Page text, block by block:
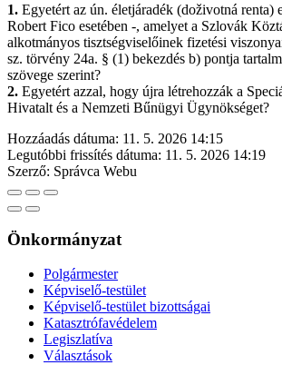
1. Egyetért az ún. életjáradék (doživotná renta)
Robert Fico esetében -, amelyet a Szlovák
alkotmányos tisztségviselőinek fizetési
sz. törvény 24a. § (1) bekezdés b) pontja
szövege szerint?
2. Egyetért azzal, hogy újra létrehozzák a
Hivatalt és a Nemzeti Bűnügyi Ügynökséget?
Hozzáadás dátuma: 11. 5. 2026 14:15
Legutóbbi frissítés dátuma: 11. 5. 2026 14:19
Szerző: Správca Webu
Önkormányzat
Polgármester
Képviselő-testület
Képviselő-testület bizottságai
Katasztrófavédelem
Legiszlatíva
Választások